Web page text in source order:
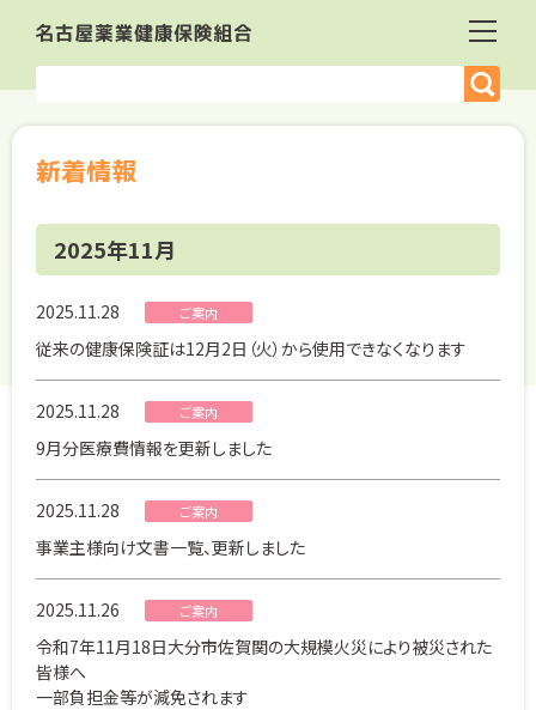
新着情報
2025年11月
2025.11.28 ご案内
従来の健康保険証は12月2日（火）から使用できなくなります
2025.11.28 ご案内
9月分医療費情報を更新しました
2025.11.28 ご案内
事業主様向け文書一覧、更新しました
2025.11.26 ご案内
令和7年11月18日大分市佐賀関の大規模火災により被災された
皆様へ
一部負担金等が減免されます